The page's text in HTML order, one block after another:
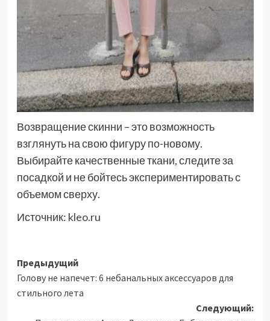
Возвращение скинни – это возможность
взглянуть на свою фигуру по-новому.
Выбирайте качественные ткани, следите за
посадкой и не бойтесь экспериментировать с
объемом сверху.
Источник: kleo.ru
Навигация
записи
Предыдущий
Голову не напечет: 6 небанальных аксессуаров для
стильного лета
Следующий: